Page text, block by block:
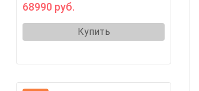
68990 руб.
Купить